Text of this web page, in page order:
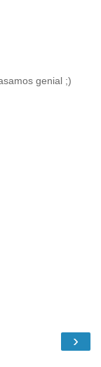
genial ;)
›